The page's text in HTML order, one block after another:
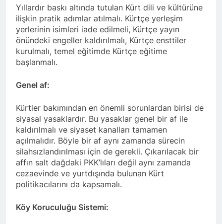
Diyarbakır Büyükşehir
Belediye Başkan adayı olarak
tespit edilen Mehmet Şah
Eren, Genel başkanlarının da
katıldığı bir basın
açıklamasıyla kamuoyuna
kınıyoruz
2 Yıl Ago
HAK-PAR Genel başkanı
Düzgün Kaplan Batman’da;
‘Biz siyaseti rant için değil,
Hak için yapıyoruz!’
2 Yıl Ago
HAK-PAR dê li 81
yurtseverleri kol kola
girmeyi başarmalıdır.
3 Yıl Ago
Banga Serokê HAK-
PARê Düzgün Kaplan;
3 Yıl Ago
HAK-PAR Genel Başkanı
Düzgün Kaplan’dan çağrı;
3 Yıl Ago
Düzgün Kaplan: “Kürtler
ulusal hakları için siyaset
3 Yıl Ago
Yıllardır baskı altında tutulan Kürt dili ve kültürüne
ilişkin pratik adımlar atılmalı. Kürtçe yerleşim
yerlerinin isimleri iade edilmeli, Kürtçe yayın
önündeki engeller kaldırılmalı, Kürtçe ensttiler
kurulmalı, temel eğitimde Kürtçe eğitime
başlanmalı.
Genel af:
Kürtler bakımından en önemli sorunlardan birisi de
siyasal yasaklardır. Bu yasaklar genel bir af ile
kaldırılmalı ve siyaset kanalları tamamen
açılmalıdır. Böyle bir af aynı zamanda sürecin
silahsızlandırılması için de gerekli. Çıkarılacak bir
affın salt dağdaki PKK’lıları değil aynı zamanda
cezaevinde ve yurtdışında bulunan Kürt
politikacılarını da kapsamalı.
Köy Koruculuğu Sistemi: